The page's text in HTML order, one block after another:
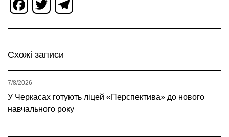
Facebook
Twitter
Схожі записи
У Черкасах готують ліцей «Перспектива» до нового
навчального року
7/8/2026